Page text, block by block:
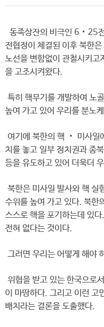
동족상잔의 비극인 6‧25
전협정이 체결된 이후 북한
노선을 변함없이 관철시키고
을 고조시켜왔다.
특히 핵무기를 개발하여 노
높여 가고 있어 우리를 분노
여기에 북한의 핵 ‧ 미사일
치를 놓고 일부 정치권과 종
등을 유도하고 있어 더욱더
북한은 미사일 발사와 핵 실
수위를 높여 가고 있다. 북한
스스로 핵을 포기하는데 있
전혀 없다는 것이다.
그러면 우리는 어떻게 해야
위협을 받고 있는 한국으로
이 마땅하다. 그리고 이런 고
배치라는 결론을 도출했다.